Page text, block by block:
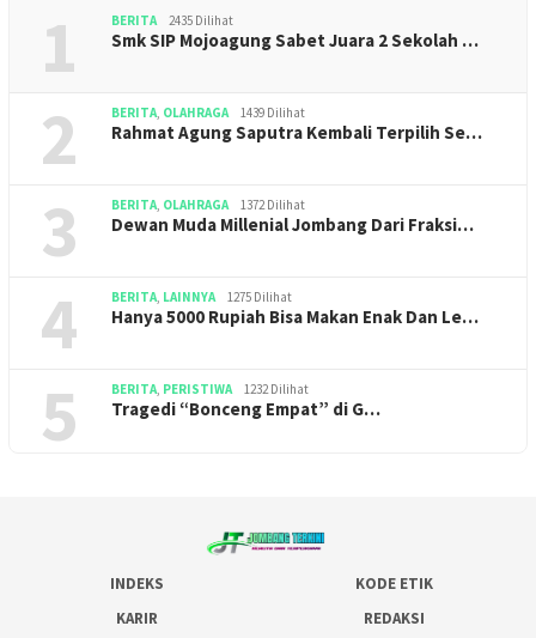
1 BERITA 2435 Dilihat
Smk SIP Mojoagung Sabet Juara 2 Sekolah …
2 BERITA, OLAHRAGA 1439 Dilihat
Rahmat Agung Saputra Kembali Terpilih Se…
3 BERITA, OLAHRAGA 1372 Dilihat
Dewan Muda Millenial Jombang Dari Fraksi…
4 BERITA, LAINNYA 1275 Dilihat
Hanya 5000 Rupiah Bisa Makan Enak Dan Le…
5 BERITA, PERISTIWA 1232 Dilihat
Tragedi “Bonceng Empat” di G…
INDEKS
KODE ETIK
KARIR
REDAKSI